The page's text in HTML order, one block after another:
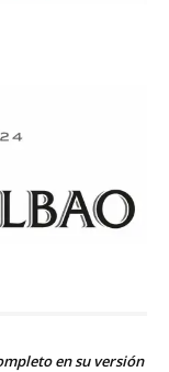
en su versión